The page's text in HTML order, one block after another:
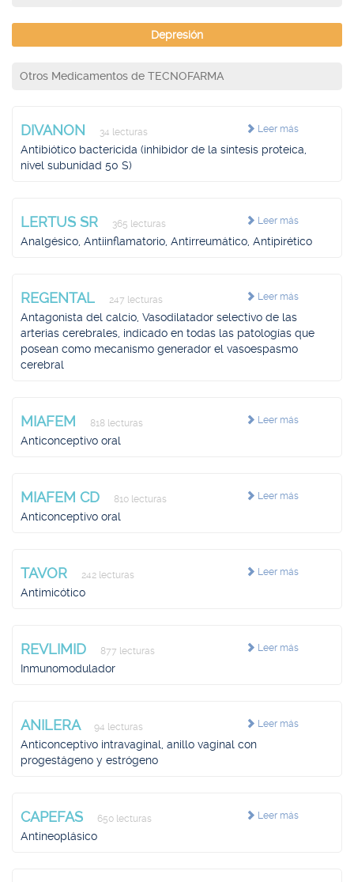
Depresión
Otros Medicamentos de TECNOFARMA
Leer más
DIVANON 34 lecturas
Antibiótico bactericida (inhibidor de la síntesis proteica,
nivel subunidad 50 S)
Leer más
LERTUS SR 365 lecturas
Analgésico, Antiinflamatorio, Antirreumático, Antipirético
Leer más
REGENTAL 247 lecturas
Antagonista del calcio, Vasodilatador selectivo de las
arterias cerebrales, indicado en todas las patologías que
posean como mecanismo generador el vasoespasmo
cerebral
Leer más
MIAFEM 818 lecturas
Anticonceptivo oral
Leer más
MIAFEM CD 810 lecturas
Anticonceptivo oral
Leer más
TAVOR 242 lecturas
Antimicótico
Leer más
REVLIMID 877 lecturas
Inmunomodulador
Leer más
ANILERA 94 lecturas
Anticonceptivo intravaginal, anillo vaginal con
progestágeno y estrógeno
Leer más
CAPEFAS 650 lecturas
Antineoplásico